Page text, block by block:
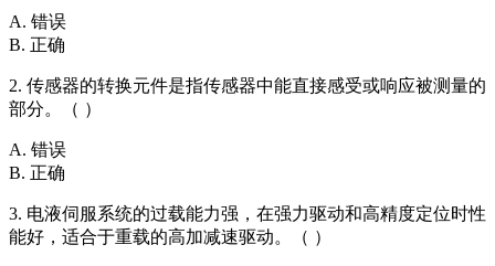
A. 错误
B. 正确
2. 传感器的转换元件是指传感器中能直接感受或响应被测量的
部分。（ ）
A. 错误
B. 正确
3. 电液伺服系统的过载能力强，在强力驱动和高精度定位时性
能好，适合于重载的高加减速驱动。（ ）